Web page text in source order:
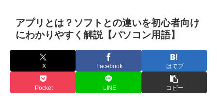
アプリとは？ソフトとの違いを初心者向け
にわかりやすく解説【パソコン用語】
X Facebook はてブ
Pocket LINE コピー